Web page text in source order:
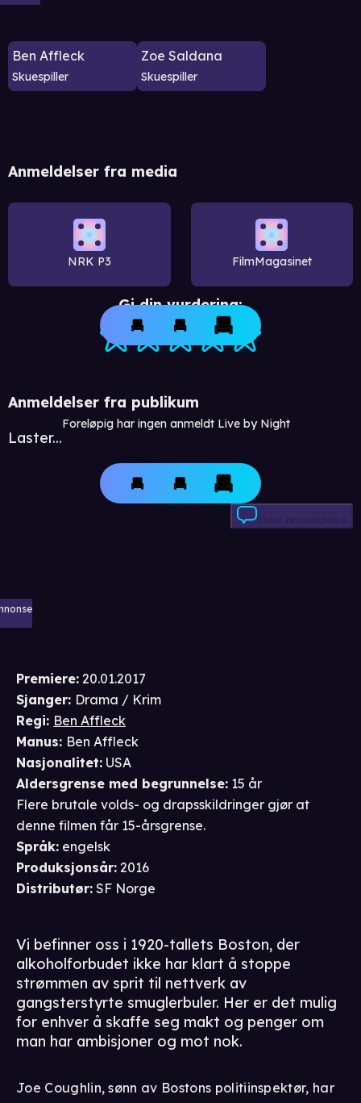
Ben Affleck
Skuespiller
Zoe Saldana
Skuespiller
Anmeldelser fra media
NRK P3 FilmMagasinet
Gi din vurdering:
Anmeldelser fra publikum
Laster...
Foreløpig har ingen anmeldt Live by Night
Skriv anmeldelse
Premiere: 20.01.2017
Sjanger: Drama / Krim
Regi: Ben Affleck
Manus: Ben Affleck
Nasjonalitet: USA
Aldersgrense med begrunnelse: 15 år
Flere brutale volds- og drapsskildringer gjør at
denne filmen får 15-årsgrense.
Språk: engelsk
Produksjonsår: 2016
Distributør: SF Norge
Vi befinner oss i 1920-tallets Boston, der
alkoholforbudet ikke har klart å stoppe
strømmen av sprit til nettverk av
gangsterstyrte smuglerbuler. Her er det mulig
for enhver å skaffe seg makt og penger om
man har ambisjoner og mot nok.
Joe Coughlin, sønn av Bostons politiinspektør, har